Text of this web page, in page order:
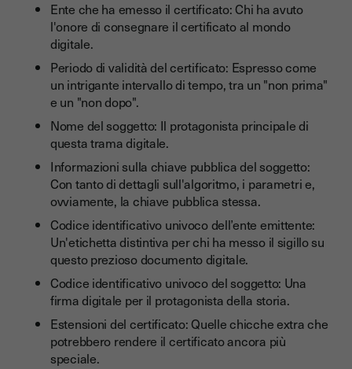
Ente che ha emesso il certificato: Chi ha avuto
l'onore di consegnare il certificato al mondo
digitale.
Periodo di validità del certificato: Espresso come
un intrigante intervallo di tempo, tra un "non prima"
e un "non dopo".
Nome del soggetto: Il protagonista principale di
questa trama digitale.
Informazioni sulla chiave pubblica del soggetto:
Con tanto di dettagli sull'algoritmo, i parametri e,
ovviamente, la chiave pubblica stessa.
Codice identificativo univoco dell’ente emittente:
Un'etichetta distintiva per chi ha messo il sigillo su
questo prezioso documento digitale.
Codice identificativo univoco del soggetto: Una
firma digitale per il protagonista della storia.
Estensioni del certificato: Quelle chicche extra che
potrebbero rendere il certificato ancora più
speciale.